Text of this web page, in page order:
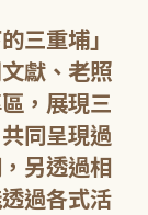
三重埔」
獻、老照
，展現三
同呈現過
另透過相
過各式活